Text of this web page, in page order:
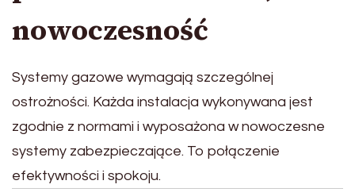
nowoczesność
Systemy gazowe wymagają szczególnej
ostrożności. Każda instalacja wykonywana jest
zgodnie z normami i wyposażona w nowoczesne
systemy zabezpieczające. To połączenie
efektywności i spokoju.